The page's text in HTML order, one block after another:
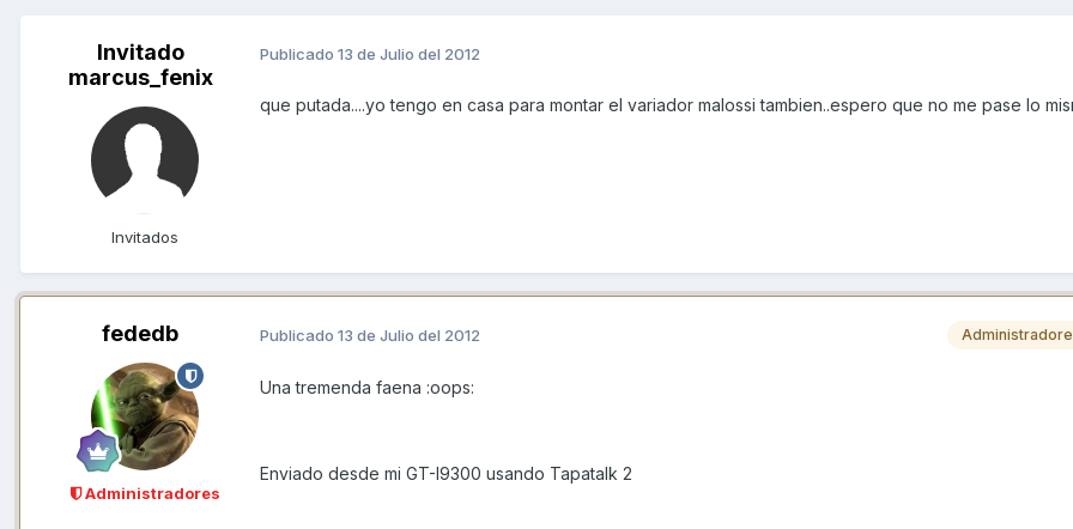
Invitado
marcus_fenix
Invitados
Publicado 13 de Julio del 2012
que putada....yo tengo en casa para montar el variador malossi tambien..espero que no me pase lo
fededb
Administradores
Publicado 13 de Julio del 2012
Una tremenda faena :oops:
Enviado desde mi GT-I9300 usando Tapatalk 2